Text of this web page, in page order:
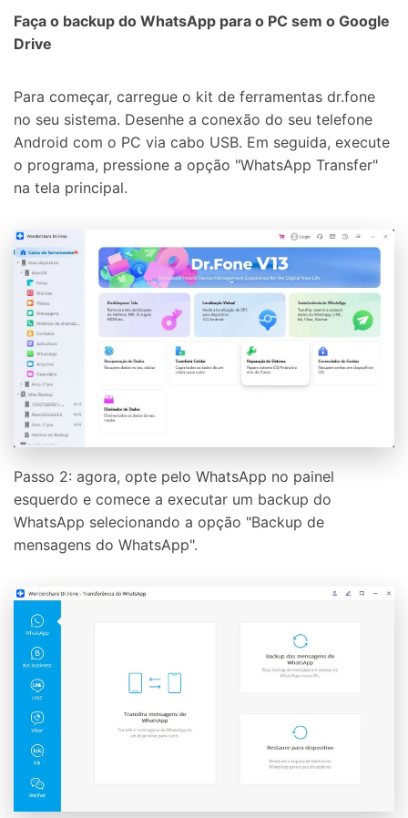
Faça o backup do WhatsApp para o PC sem o Google
Drive
Para começar, carregue o kit de ferramentas dr.fone
no seu sistema. Desenhe a conexão do seu telefone
Android com o PC via cabo USB. Em seguida, execute
o programa, pressione a opção "WhatsApp Transfer"
na tela principal.
Passo 2: agora, opte pelo WhatsApp no painel
esquerdo e comece a executar um backup do
WhatsApp selecionando a opção "Backup de
mensagens do WhatsApp".